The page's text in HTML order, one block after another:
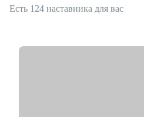
Есть 124 наставника для вас